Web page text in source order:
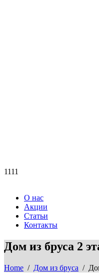
1111
О нас
Акции
Статьи
Контакты
Дом из бруса 2
Home / Дом из бруса /